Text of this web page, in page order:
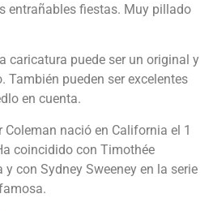
entrañables fiestas. Muy pillado
caricatura puede ser un original y
También pueden ser excelentes
en cuenta.
nació en California el 1
coincidido con Timothée
con Sydney Sweeney en la serie